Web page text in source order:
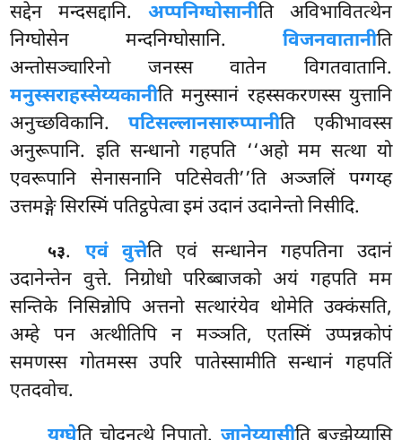
सद्देन मन्दसद्दानि. अप्पनिग्घोसानीति अविभावितत्थेन
निग्घोसेन मन्दनिग्घोसानि. विजनवातानीति
अन्तोसञ्चारिनो जनस्स वातेन विगतवातानि.
मनुस्सराहस्सेय्यकानीति मनुस्सानं रहस्सकरणस्स युत्तानि
अनुच्छविकानि. पटिसल्लानसारुप्पानीति एकीभावस्स
अनुरूपानि. इति सन्धानो गहपति ‘‘अहो मम सत्था यो
एवरूपानि सेनासनानि पटिसेवती’’ति अञ्जलिं पग्गय्ह
उत्तमङ्गे सिरस्मिं पतिट्ठपेत्वा इमं उदानं उदानेन्तो निसीदि.
५३. एवं वुत्तेति एवं सन्धानेन गहपतिना उदानं
उदानेन्तेन वुत्ते. निग्रोधो परिब्बाजको अयं गहपति मम
सन्तिके निसिन्नोपि अत्तनो सत्थारंयेव थोमेति उक्कंसति,
अम्हे पन अत्थीतिपि न मञ्ञति, एतस्मिं उप्पन्नकोपं
समणस्स गोतमस्स उपरि पातेस्सामीति सन्धानं गहपतिं
एतदवोच.